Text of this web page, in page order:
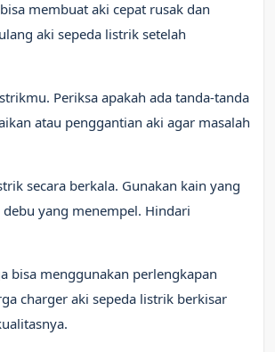
membuat aki cepat rusak dan
aki sepeda listrik setelah
Periksa apakah ada tanda-tanda
atau penggantian aki agar masalah
secara berkala. Gunakan kain yang
yang menempel. Hindari
bisa menggunakan perlengkapan
charger aki sepeda listrik berkisar